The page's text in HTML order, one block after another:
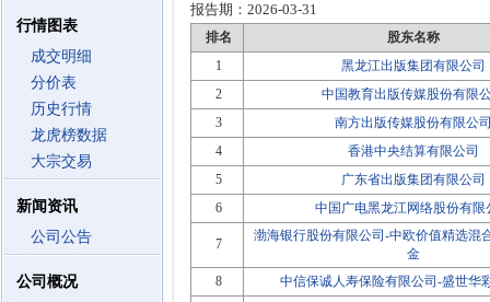
行情图表
成交明细
分价表
历史行情
龙虎榜数据
大宗交易
新闻资讯
公司公告
公司概况
报告期： 2026-03-31
排名
股东名称
1
黑龙江出版集团有限公司
2
中国教育出版传媒股份有限
3
南方出版传媒股份有限公
4
香港中央结算有限公司
5
广东省出版集团有限公司
6
中国广电黑龙江网络股份有限
7
渤海银行股份有限公司-中欧价值精选混
金
8
中信保诚人寿保险有限公司-盛世华